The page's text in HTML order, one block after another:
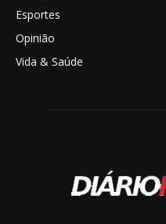
Esportes
Opinião
Vida & Saúde